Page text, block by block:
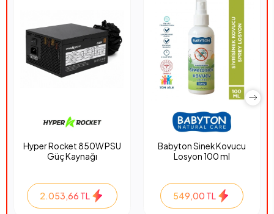
Hyper Rocket 850W PSU
Güç Kaynağı
2.053,66 TL
Babyton Sinek Kovucu
Losyon 100 ml
549,00 TL